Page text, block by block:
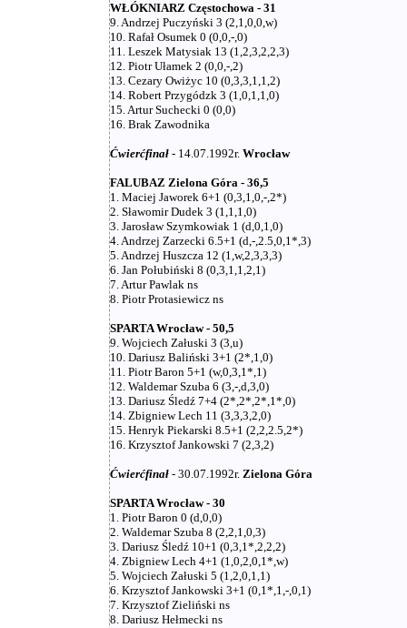
WŁÓKNIARZ Częstochowa - 31
9. Andrzej Puczyński 3 (2,1,0,0,w)
10. Rafał Osumek 0 (0,0,-,0)
11. Leszek Matysiak 13 (1,2,3,2,2,3)
12. Piotr Ułamek 2 (0,0,-,2)
13. Cezary Owiżyc 10 (0,3,3,1,1,2)
14. Robert Przygódzk 3 (1,0,1,1,0)
15. Artur Suchecki 0 (0,0)
16. Brak Zawodnika
Ćwierćfinał - 14.07.1992r. Wrocław
FALUBAZ Zielona Góra - 36,5
1. Maciej Jaworek 6+1 (0,3,1,0,-,2*)
2. Sławomir Dudek 3 (1,1,1,0)
3. Jarosław Szymkowiak 1 (d,0,1,0)
4. Andrzej Zarzecki 6.5+1 (d,-,2.5,0,1*,3)
5. Andrzej Huszcza 12 (1,w,2,3,3,3)
6. Jan Połubiński 8 (0,3,1,1,2,1)
7. Artur Pawlak ns
8. Piotr Protasiewicz ns
SPARTA Wrocław - 50,5
9. Wojciech Załuski 3 (3,u)
10. Dariusz Baliński 3+1 (2*,1,0)
11. Piotr Baron 5+1 (w,0,3,1*,1)
12. Waldemar Szuba 6 (3,-,d,3,0)
13. Dariusz Śledź 7+4 (2*,2*,2*,1*,0)
14. Zbigniew Lech 11 (3,3,3,2,0)
15. Henryk Piekarski 8.5+1 (2,2,2.5,2*)
16. Krzysztof Jankowski 7 (2,3,2)
Ćwierćfinał - 30.07.1992r. Zielona Góra
SPARTA Wrocław - 30
1. Piotr Baron 0 (d,0,0)
2. Waldemar Szuba 8 (2,2,1,0,3)
3. Dariusz Śledź 10+1 (0,3,1*,2,2,2)
4. Zbigniew Lech 4+1 (1,0,2,0,1*,w)
5. Wojciech Załuski 5 (1,2,0,1,1)
6. Krzysztof Jankowski 3+1 (0,1*,1,-,0,1)
7. Krzysztof Zieliński ns
8. Dariusz Hełmecki ns